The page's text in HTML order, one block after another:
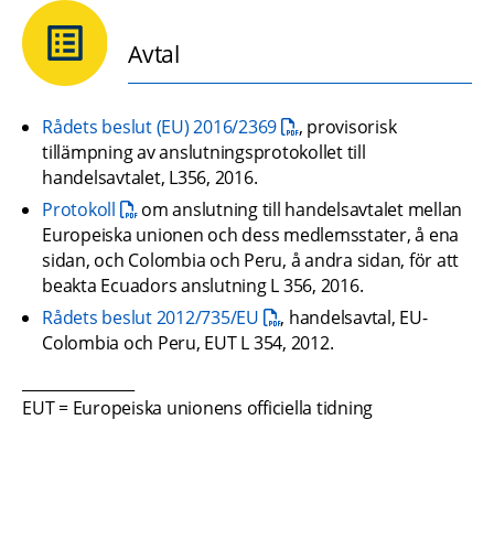
Avtal
Rådets beslut (EU) 2016/2369pdf, 314.4 kB.
, provisorisk
tillämpning av anslutningsprotokollet till
handelsavtalet, L356, 2016.
Protokollpdf, 9.3 MB.
om anslutning till handelsavtalet mellan
Europeiska unionen och dess medlemsstater, å ena
sidan, och Colombia och Peru, å andra sidan, för att
beakta Ecuadors anslutning L 356, 2016.
Rådets beslut 2012/735/EUpdf, 15.9 MB.
, handelsavtal, EU-
Colombia och Peru, EUT L 354, 2012.
EUT = Europeiska unionens officiella tidning